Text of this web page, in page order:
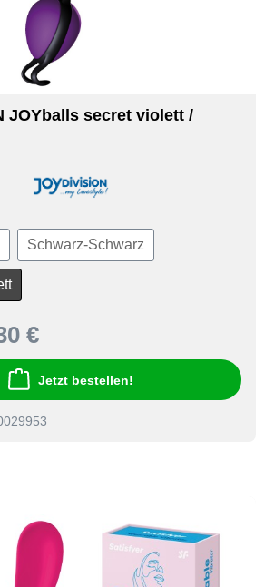
JOYballs secret violett /
Schwarz-Schwarz
€
Jetzt bestellen!